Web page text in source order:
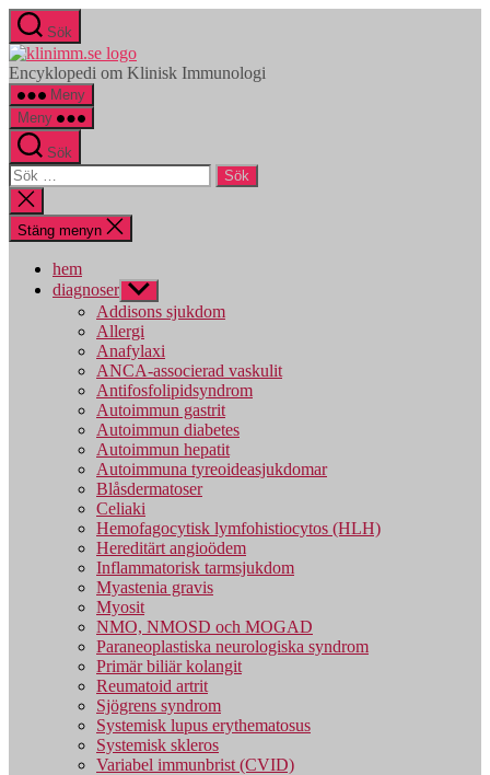
Hoppa
till
innehåll
Sök
klinimm.se
Encyklopedi om Klinisk Immunologi
Meny
Meny
Sök
Sök
efter:
Stäng
sökningen
Stäng menyn
hem
diagnoser Visa
undermeny
Addisons sjukdom
Allergi
Anafylaxi
ANCA-associerad vaskulit
Antifosfolipidsyndrom
Autoimmun gastrit
Autoimmun diabetes
Autoimmun hepatit
Autoimmuna tyreoideasjukdomar
Blåsdermatoser
Celiaki
Hemofagocytisk lymfohistiocytos (HLH)
Hereditärt angioödem
Inflammatorisk tarmsjukdom
Myastenia gravis
Myosit
NMO, NMOSD och MOGAD
Paraneoplastiska neurologiska syndrom
Primär biliär kolangit
Reumatoid artrit
Sjögrens syndrom
Systemisk lupus erythematosus
Systemisk skleros
Variabel immunbrist (CVID)